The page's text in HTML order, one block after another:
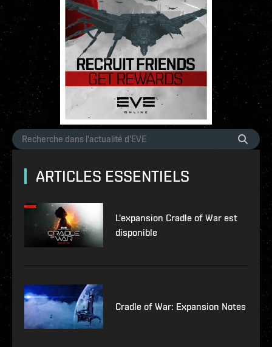
ARTICLES ESSENTIELS
L'expansion Cradle of War est
disponible
Cradle of War: Expansion Notes